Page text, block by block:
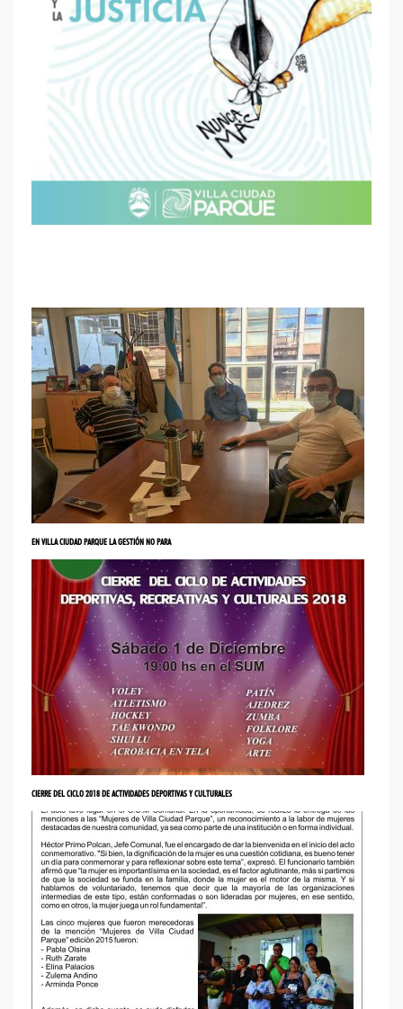
EN VILLA CIUDAD PARQUE LA GESTIÓN NO PARA
CIERRE DEL CICLO 2018 DE ACTIVIDADES DEPORTIVAS Y CULTURALES